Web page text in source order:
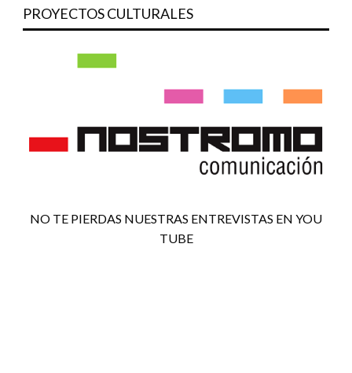
PROYECTOS CULTURALES
NO TE PIERDAS NUESTRAS ENTREVISTAS EN YOU
TUBE